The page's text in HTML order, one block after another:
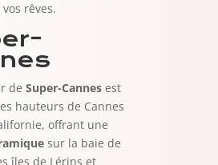
rêves.
de Super-Cannesest
hauteurs de Cannes
offrant une
sur la baie de
îles de Lérins et